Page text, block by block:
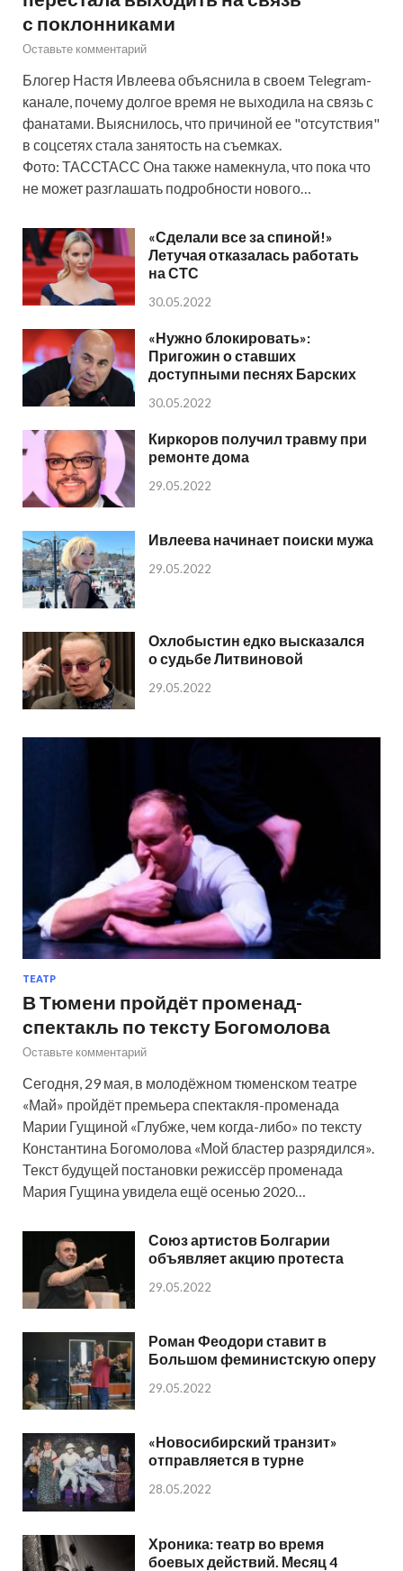
с поклонниками
Оставьте комментарий
Блогер Настя Ивлеева объяснила в своем Telegram-
канале, почему долгое время не выходила на связь с
фанатами. Выяснилось, что причиной ее "отсутствия"
в соцсетях стала занятость на съемках.
Фото: ТАССТАСС Она также намекнула, что пока что
не может разглашать подробности нового…
«Сделали все за спиной!»
Летучая отказалась работать
на СТС
30.05.2022
«Нужно блокировать»:
Пригожин о ставших
доступными песнях Барских
30.05.2022
Киркоров получил травму при
ремонте дома
29.05.2022
Ивлеева начинает поиски мужа
29.05.2022
Охлобыстин едко высказался
о судьбе Литвиновой
29.05.2022
ТЕАТР
В Тюмени пройдёт променад-
спектакль по тексту Богомолова
Оставьте комментарий
Сегодня, 29 мая, в молодёжном тюменском театре
«Май» пройдёт премьера спектакля-променада
Марии Гущиной «Глубже, чем когда-либо» по тексту
Константина Богомолова «Мой бластер разрядился».
Текст будущей постановки режиссёр променада
Мария Гущина увидела ещё осенью 2020…
Союз артистов Болгарии
объявляет акцию протеста
29.05.2022
Роман Феодори ставит в
Большом феминистскую оперу
29.05.2022
«Новосибирский транзит»
отправляется в турне
28.05.2022
Хроника: театр во время
боевых действий. Месяц 4